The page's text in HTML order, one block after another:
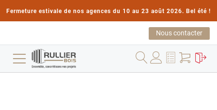
Fermeture estivale de nos agences du 10 au 23 août 2026. Bel été !
Nous contacter